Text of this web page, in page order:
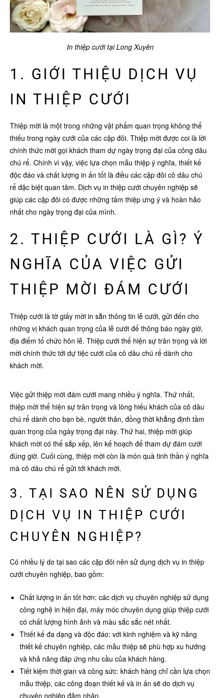
In thiệp cưới tại Long Xuyên
1. GIỚI THIỆU DỊCH VỤ
IN THIỆP CƯỚI
Thiệp mời là một trong những vật phẩm quan trọng không thể
thiếu trong ngày cưới của các cặp đôi. Thiệp mời được coi là lời
chính thức mời gọi khách tham dự ngày trọng đại của công dâu
chú rể. Chính vì vậy, việc lựa chọn mẫu thiệp ý nghĩa, thiết kế
độc đáo và chất lượng in ấn tốt là điều các cặp đôi cô dâu chú
rể đặc biệt quan tâm. Dịch vụ in thiệp cưới chuyên nghiệp sẽ
giúp các cặp đôi có được những tấm thiệp ưng ý và hoàn hảo
nhất cho ngày trọng đại của mình.
2. THIỆP CƯỚI LÀ GÌ? Ý
NGHĨA CỦA VIỆC GỬI
THIỆP MỜI ĐÁM CƯỚI
Thiệp cưới là tờ giấy mời in sẵn thông tin lễ cưới, gửi đến cho
những vị khách quan trọng của lễ cưới để thông báo ngày giờ,
địa điểm tổ chức hôn lễ. Thiệp cưới thể hiện sự trân trọng và lời
mời chính thức tới dự tiệc cưới của cô dâu chú rể dành cho
khách mời.
Việc gửi thiệp mời đám cưới mang nhiều ý nghĩa. Thứ nhất,
thiệp mời thể hiện sự trân trọng và lòng hiếu khách của cô dâu
chú rể dành cho bạn bè, người thân, đồng thời khẳng định tầm
quan trọng của ngày trọng đại này. Thứ hai, thiệp mời giúp
khách mời có thể sắp xếp, lên kế hoạch để tham dự đám cưới
đúng giờ. Cuối cùng, thiệp mời còn là món quà tinh thần ý nghĩa
mà cô dâu chú rể gửi tới khách mời.
3. TẠI SAO NÊN SỬ DỤNG
DỊCH VỤ IN THIỆP CƯỚI
CHUYÊN NGHIỆP?
Có nhiều lý do tại sao các cặp đôi nên sử dụng dịch vụ in thiệp
cưới chuyên nghiệp, bao gồm:
Chất lượng in ấn tốt hơn: các dịch vụ chuyên nghiệp sử dụng
công nghệ in hiện đại, máy móc chuyên dụng giúp thiệp cưới
có chất lượng hình ảnh và màu sắc sắc nét nhất.
Thiết kế đa dạng và độc đáo: với kinh nghiệm và kỹ năng
thiết kế chuyên nghiệp, các mẫu thiệp sẽ phù hợp xu hướng
và khả năng đáp ứng nhu cầu của khách hàng.
Tiết kiệm thời gian và công sức: khách hàng chỉ cần lựa chọn
mẫu thiệp, các công đoạn thiết kế và in ấn sẽ do dịch vụ
chuyên nghiệp đảm nhận.